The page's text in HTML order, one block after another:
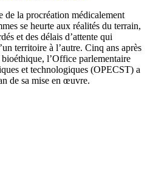
de la procréation médicalement
se heurte aux réalités du terrain,
et des délais d’attente qui
territoire à l’autre. Cinq ans après
l’Office parlementaire
et technologiques (OPECST) a
de sa mise en œuvre.